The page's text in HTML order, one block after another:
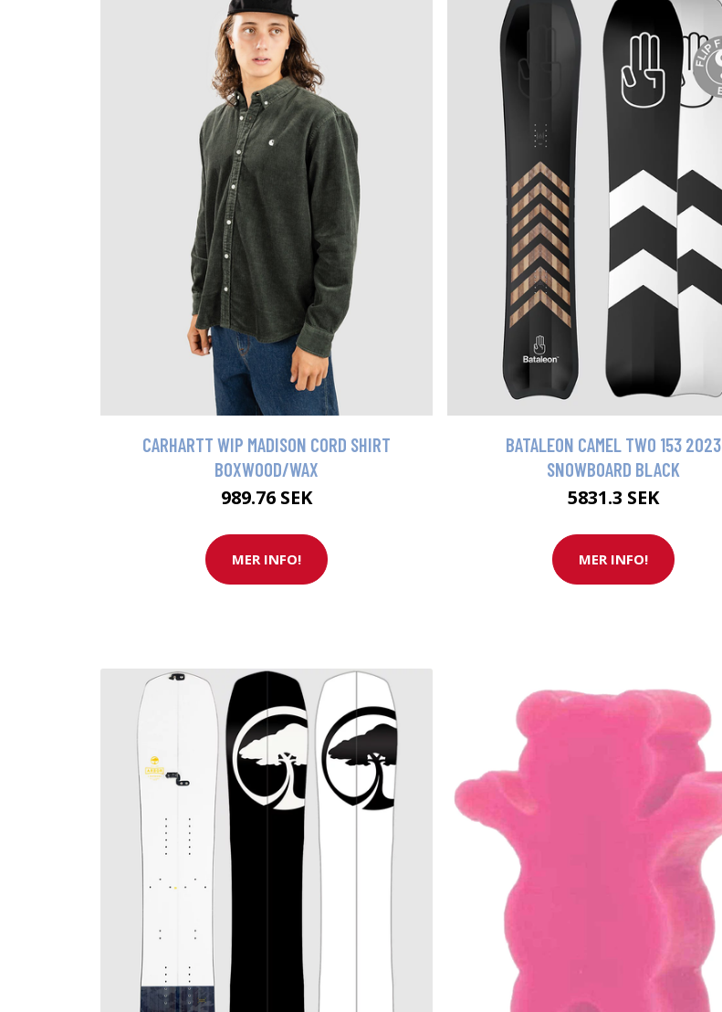
CARHARTT WIP MADISON CORD SHIRT
BOXWOOD/WAX
989.76 SEK
MER INFO!
BATALEON CAMEL TWO 153 2023
SNOWBOARD BLACK
5831.3 SEK
MER INFO!